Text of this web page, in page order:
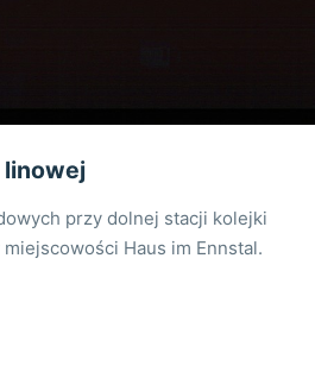
linowej
przy dolnej stacji kolejki
Haus im Ennstal.